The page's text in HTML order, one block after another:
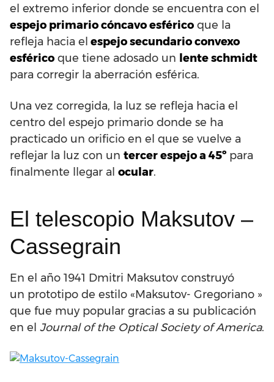
el extremo inferior donde se encuentra con el
espejo primario cóncavo esférico que la
refleja hacia el espejo secundario convexo
esférico que tiene adosado un lente schmidt
para corregir la aberración esférica.
Una vez corregida, la luz se refleja hacia el
centro del espejo primario donde se ha
practicado un orificio en el que se vuelve a
reflejar la luz con un tercer espejo a 45º para
finalmente llegar al ocular.
El telescopio Maksutov –
Cassegrain
En el año 1941 Dmitri Maksutov construyó
un prototipo de estilo «Maksutov- Gregoriano »
que fue muy popular gracias a su publicación
en el Journal of the Optical Society of America.